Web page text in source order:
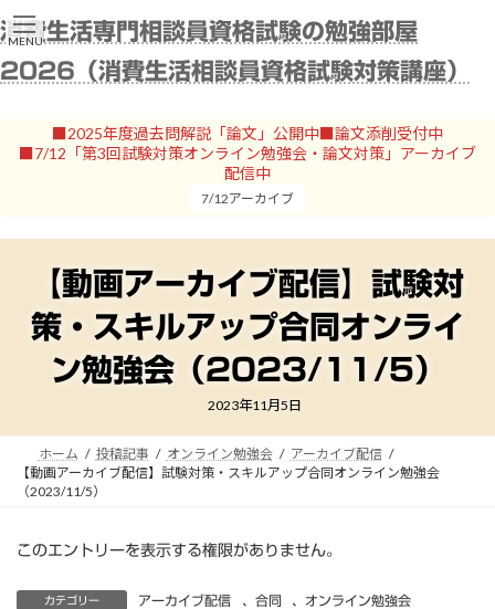
ン
ン
ビ
ー
消費生活専門相談員資格試験の勉強部屋
2026（消費生活相談員資格試験対策講座）
■2025年度過去問解説「論文」公開中■論文添削受付中
■7/12「第3回試験対策オンライン勉強会・論文対策」アーカイブ
配信中
7/12アーカイブ
【動画アーカイブ配信】試験対
策・スキルアップ合同オンライ
ン勉強会（2023/11/5）
2023年11月5日
ホーム 投稿記事 オンライン勉強会
アーカイブ配信
【動画アーカイブ配信】試験対策・スキルアップ合同オンライン勉強会
（2023/11/5）
このエントリーを表示する権限がありません。
カテゴリー アーカイブ配信 、 合同 、 オンライン勉強会
MENU